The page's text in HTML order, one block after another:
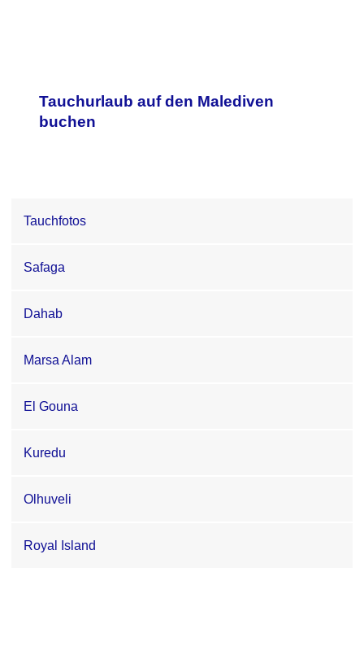
Tauchurlaub auf den Malediven
buchen
Tauchfotos
Safaga
Dahab
Marsa Alam
El Gouna
Kuredu
Olhuveli
Royal Island